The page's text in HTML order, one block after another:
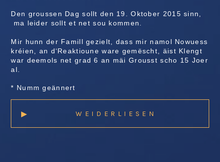
Den groussen Dag sollt den 19. Oktober 2015 sinn,
ma leider sollt et net sou kommen.
Mir hunn der Famill gezielt, dass mir namol Nowuess
kréien, an d‘Reaktioune ware gemëscht, äist Klengt
war deemols net grad 6 an mäi Grousst scho 15 Joer
al.
* Numm geännert
▸ WEIDERLIESEN